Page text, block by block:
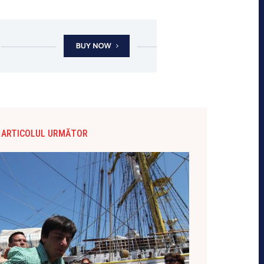
ARTICOLUL URMĂTOR